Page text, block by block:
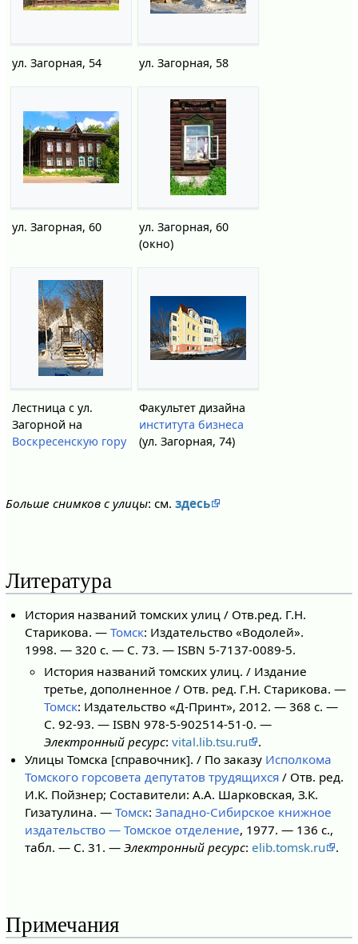
ул. Загорная, 54 ул. Загорная, 58
ул. Загорная, 60
ул. Загорная, 60
(окно)
Лестница с ул.
Загорной на
Воскресенскую гору
Факультет дизайна
института бизнеса
(ул. Загорная, 74)
Больше снимков с улицы: см. здесь
Литература
История названий томских улиц / Отв.ред. Г.Н.
Старикова. —Томск: Издательство «Водолей».
1998. — 320 с. — С. 73. — ISBN 5-7137-0089-5.
История названий томских улиц. / Издание
третье, дополненное / Отв. ред. Г.Н. Старикова. —
Томск: Издательство «Д-Принт», 2012. — 368 с. —
С. 92-93. — ISBN 978-5-902514-51-0. —
Электронный ресурс:vital.lib.tsu.ru
.
Улицы Томска [справочник]. / По заказу Исполкома
Томского горсовета депутатов трудящихся / Отв. ред.
И.К. Пойзнер; Составители: А.А. Шарковская, З.К.
Гизатулина. —Томск:Западно-Сибирское книжное
издательство — Томское отделение, 1977. — 136 с.,
табл. — С. 31. —Электронный ресурс:elib.tomsk.ru .
Примечания